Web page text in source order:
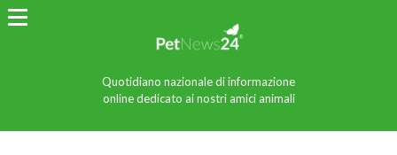
Quotidiano nazionale di informazione
online dedicato ai nostri amici animali